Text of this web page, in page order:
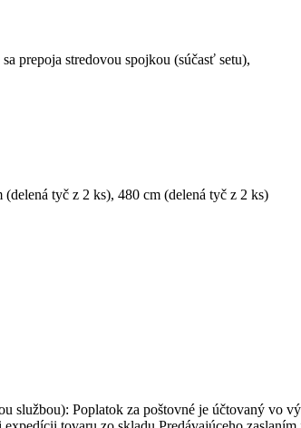
sa prepoja stredovou spojkou (súčasť setu),
(delená tyč z 2 ks), 480 cm (delená tyč z 2 ks)
službou): Poplatok za poštovné je účtovaný vo